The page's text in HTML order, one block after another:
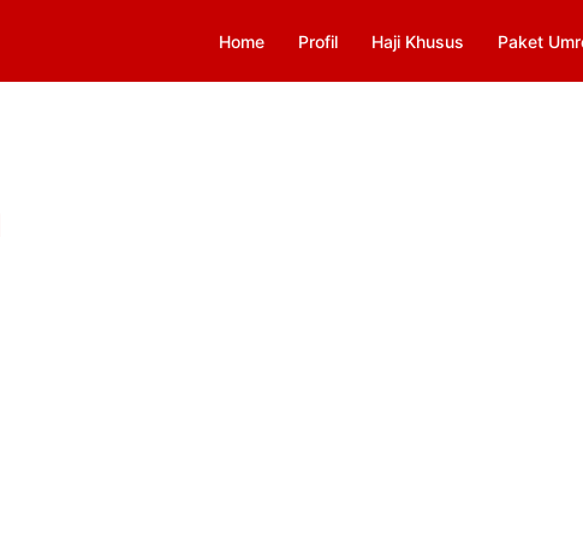
Home Profil Haji Khusus Paket